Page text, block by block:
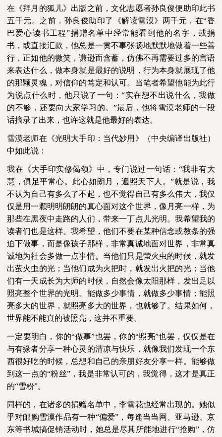
在《拜月的狐儿》出版之前，文化志愿者孙良俊便助印此书
五千元。之前，孙良俊助印了《解读雪漠》两千元，在“香
巴爱心读书工程”捐赠名单中经常能看到他的名字，或捐
书，或直接汇款，他总是一贯不事张扬地默默地做着一些善
行，正如他的微笑，谦逊而含蓄，仿佛不再需要过多的言语
来表达什么，做本身就是最好的说明，行为本身就展现了他
的那颗灵魂，对信仰的笃定和认可。当笔者希望他能为此行
为说点什么时，他只说了一句：“实在想不出说什么，我做
的不够，还要向大家学习的。”最后，他将雪漠老师的一段
话摘录了出来，也许这就是他最好的表达。
雪漠老师在《光明大手印：当代妙用》（中央编译出版社）
中如此说：
我在《大手印实修偈颂》中，专门说过一句话：“我非有大
慧，俱足平常心。此心如朗月，遍照天下人。”就是说，我
不认为自己有多么了不起，也不觉得自己有多么伟大，我仅
仅是用一颗明明朗朗的真心面对这个世界，像月亮一样，为
那些在黑夜中走路的人们，带来一丁点儿光明。我希望我的
读者们也是这样。我希望，他们不要在某种信念或教条的强
迫下做事，而是像孩子那样，非常真诚地面对世界，非常真
诚地为社会多做一点事情。当他们只是萤火虫的时候，就发
出萤火虫的光；当他们成为火把时，就发出火把的光；当他
们有一天成长为大师的时候，自然会像太阳那样，发出足以
照亮整个世界的光明。能做多少事情，就做多少事情；能照
亮多大的世界，就照亮多大的世界，也就够了。结果如何，
世界能不能真的被照亮，这并不重要。
一定要明白，你的“做事”也罢，你的“照亮”也罢，仅仅是在
与有缘者分享一种心灵的清凉与快乐，就像我们发现一个东
西很好吃的时候，总想和自己的亲朋好友分享一样。能够做
到这一点的“粉丝”，我是非常认可的，我觉得，这才是真正
的“雪粉”。
同样的，在诸多的捐赠名单中，李雪花也经常出现的。她似
乎对邮购雪漠作品有一种“偏爱”，每逢当当网、亚马逊、京
东等书城搞促销活动时，她总是尽其所能地进行“抢购”，仿